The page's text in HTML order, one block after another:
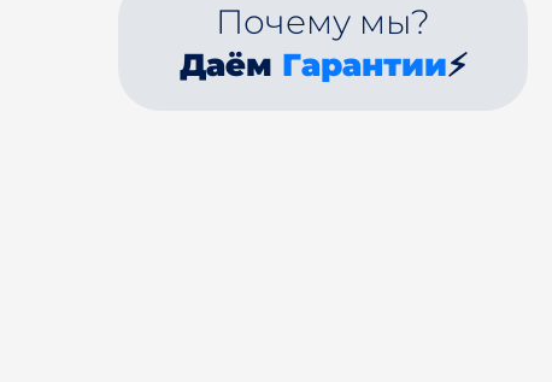
Почему мы?
Даём Гарантии⚡